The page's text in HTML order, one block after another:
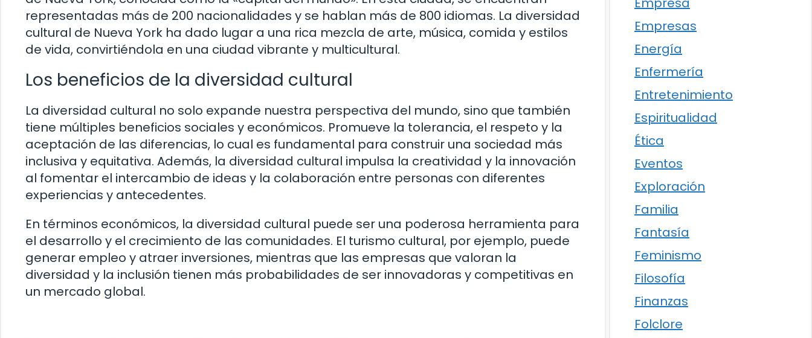
representadas más de 200 nacionalidades y se hablan más de 800 idiomas. La diversidad
cultural de Nueva York ha dado lugar a una rica mezcla de arte, música, comida y estilos
de vida, convirtiéndola en una ciudad vibrante y multicultural.
Los beneficios de la diversidad cultural
La diversidad cultural no solo expande nuestra perspectiva del mundo, sino que también
tiene múltiples beneficios sociales y económicos. Promueve la tolerancia, el respeto y la
aceptación de las diferencias, lo cual es fundamental para construir una sociedad más
inclusiva y equitativa. Además, la diversidad cultural impulsa la creatividad y la innovación
al fomentar el intercambio de ideas y la colaboración entre personas con diferentes
experiencias y antecedentes.
En términos económicos, la diversidad cultural puede ser una poderosa herramienta para
el desarrollo y el crecimiento de las comunidades. El turismo cultural, por ejemplo, puede
generar empleo y atraer inversiones, mientras que las empresas que valoran la
diversidad y la inclusión tienen más probabilidades de ser innovadoras y competitivas en
un mercado global.
Empresas
Energía
Enfermería
Entretenimiento
Espiritualidad
Ética
Eventos
Exploración
Familia
Fantasía
Feminismo
Filosofía
Finanzas
Folclore